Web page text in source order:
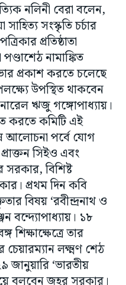
নলিনী বেরা বলেন,
সংস্কৃতি চর্চার
প্রতিষ্ঠাতা
নামাঙ্কিত
প্রকাশ করতে চলেছে
উপস্থিত থাকবেন
ঋজু গঙ্গোপাধ্যায়।
করতে কমিটি এই
আলোচনা পর্বে যোগ
সিইও এবং
বিশিষ্ট
প্রথম দিন কবি
বিষয় ‘রবীন্দ্রনাথ ও
বন্দ্যোপাধ্যায়। ১৮
শিক্ষাক্ষেত্রে তার
লক্ষ্মণ শেঠ
‘ভারতীয়